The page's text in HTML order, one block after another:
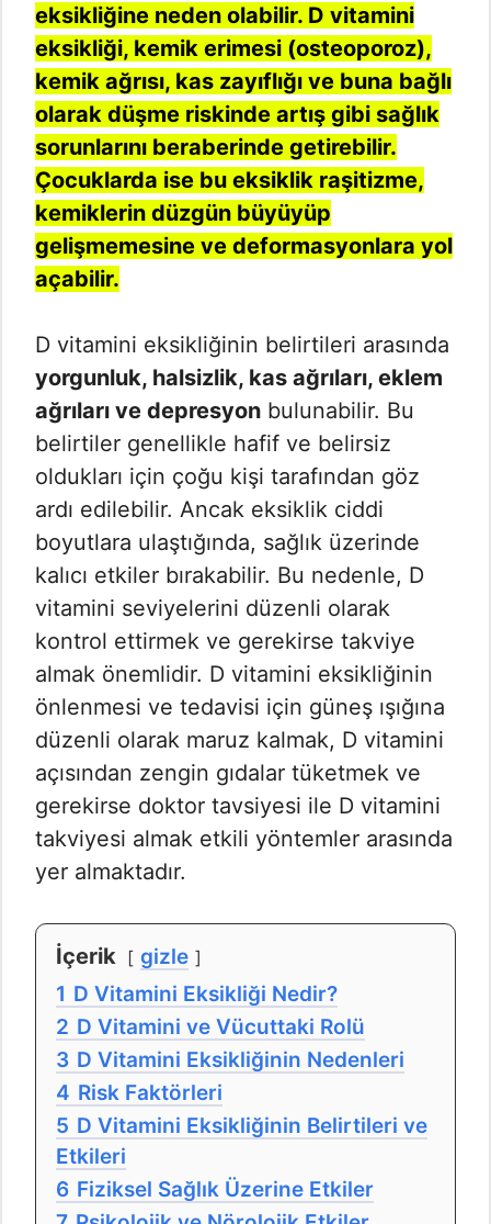
eksikliğine neden olabilir. D vitamini
eksikliği, kemik erimesi (osteoporoz),
kemik ağrısı, kas zayıflığı ve buna bağlı
olarak düşme riskinde artış gibi sağlık
sorunlarını beraberinde getirebilir.
Çocuklarda ise bu eksiklik raşitizme,
kemiklerin düzgün büyüyüp
gelişmemesine ve deformasyonlara yol
açabilir.
D vitamini eksikliğinin belirtileri arasında
yorgunluk, halsizlik, kas ağrıları, eklem
ağrıları ve depresyon bulunabilir. Bu
belirtiler genellikle hafif ve belirsiz
oldukları için çoğu kişi tarafından göz
ardı edilebilir. Ancak eksiklik ciddi
boyutlara ulaştığında, sağlık üzerinde
kalıcı etkiler bırakabilir. Bu nedenle, D
vitamini seviyelerini düzenli olarak
kontrol ettirmek ve gerekirse takviye
almak önemlidir. D vitamini eksikliğinin
önlenmesi ve tedavisi için güneş ışığına
düzenli olarak maruz kalmak, D vitamini
açısından zengin gıdalar tüketmek ve
gerekirse doktor tavsiyesi ile D vitamini
takviyesi almak etkili yöntemler arasında
yer almaktadır.
İçerik
gizle
1 D Vitamini Eksikliği Nedir?
2 D Vitamini ve Vücuttaki Rolü
3 D Vitamini Eksikliğinin Nedenleri
4 Risk Faktörleri
5 D Vitamini Eksikliğinin Belirtileri ve
Etkileri
6 Fiziksel Sağlık Üzerine Etkiler